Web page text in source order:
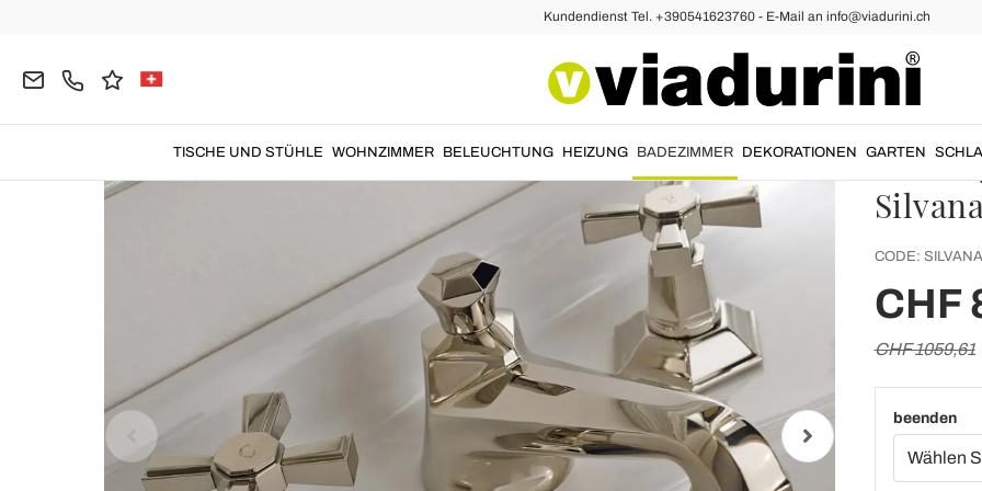
Kundendienst Tel. +390541623760 - E-Mail an info@viadurini.ch
TISCHE UND STÜHLE WOHNZIMMER BELEUCHTUNG HEIZUNG BADEZIMMER DEKORATIONEN GARTEN
CODE:
CHF
CHF 1059,61
beenden